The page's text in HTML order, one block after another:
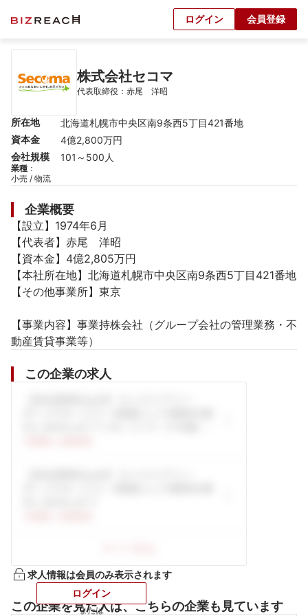
ログイン 会員登録
株式会社セコマ
代表取締役：赤尾　洋昭
所在地
北海道札幌市中央区南9条西5丁目421番地
資本金
4億2,800万円
会社規模
101～500人
業種 ：
小売 / 物流
企業概要
【設立】1974年6月
【代表者】赤尾　洋昭
【資本金】4億2,805万円
【本社所在地】北海道札幌市中央区南9条西5丁目421番地
【その他事業所】東京
【事業内容】事業持株会社（グループ会社の管理業務・不
動産賃貸事業等）
この企業の求人
求人情報は会員のみ表示されます
ログイン
または
この企業を見た人は、こちらの企業も見ています